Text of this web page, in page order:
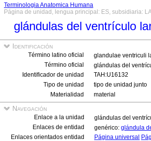
Terminologia Anatomica Humana
Página de unidad, lengua principal: ES, subsidiaria:
glándulas del ventrículo
Identificación
Término latino oficial
glandulae ventriculi
Término oficial
glándulas del
Identificador de unidad
TAH:U16132
Tipo de unidad
tipo de unidad junto
Materialidad
material
Navegación
Enlace a la unidad
glándulas del
Enlaces de entidad
genérico: glándula
Enlaces orientados entidad
Página universal